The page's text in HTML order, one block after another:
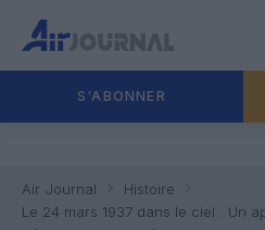
S'ABONNER
Air Journal
Histoire
Le 24 mars 1937 dans le ciel : Un